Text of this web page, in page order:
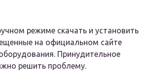
режиме скачать и установить
на официальном сайте
Принудительное
решить проблему.